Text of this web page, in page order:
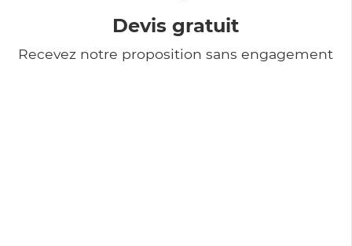
Devis gratuit
Recevez notre proposition sans engagement